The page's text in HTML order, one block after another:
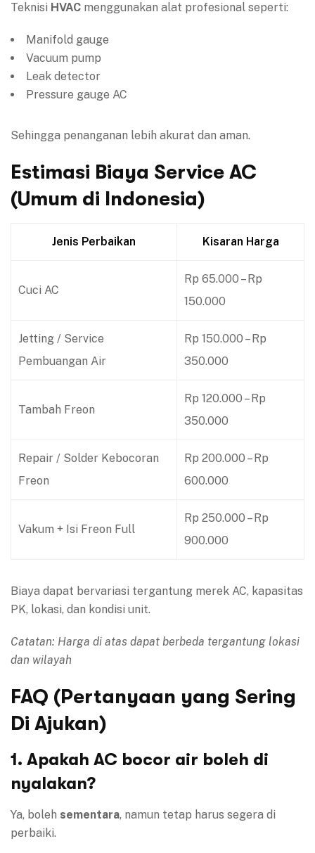
Teknisi HVAC menggunakan alat profesional seperti:
Manifold gauge
Vacuum pump
Leak detector
Pressure gauge AC
Sehingga penanganan lebih akurat dan aman.
Estimasi Biaya Service AC
(Umum di Indonesia)
Jenis Perbaikan Kisaran Harga
Cuci AC
Rp 65.000 – Rp
150.000
Jetting / Service
Pembuangan Air
Rp 150.000 – Rp
350.000
Tambah Freon
Rp 120.000 – Rp
350.000
Repair / Solder Kebocoran
Freon
Rp 200.000 – Rp
600.000
Vakum + Isi Freon Full
Rp 250.000 – Rp
900.000
Biaya dapat bervariasi tergantung merek AC, kapasitas
PK, lokasi, dan kondisi unit.
Catatan: Harga di atas dapat berbeda tergantung lokasi
dan wilayah
FAQ (Pertanyaan yang Sering
Di Ajukan)
1. Apakah AC bocor air boleh di
nyalakan?
Ya, boleh sementara, namun tetap harus segera di
perbaiki.